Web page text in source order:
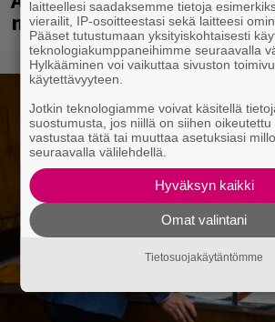
mammuttimainen
laitteellesi saadaksemme tietoja
vierailit, IP-osoitteestasi sekä laitteesi
Pääset tutustumaan yksityiskohtaisesti
teknologiakumppaneihimme seuraavalla
Hylkääminen voi vaikuttaa sivuston
käytettävyyteen.
Jotkin teknologiamme voivat käsitellä
suostumusta, jos niillä on siihen oikeutettu
vastustaa tätä tai muuttaa asetuksiasi
seuraavalla välilehdellä.
Hyväksyn kaikki
Omat valintani
Tietosuojakäytäntömme